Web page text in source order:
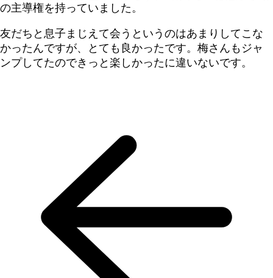
の主導権を持っていました。
友だちと息子まじえて会うというのはあまりしてこな
かったんですが、とても良かったです。梅さんもジャ
ンプしてたのできっと楽しかったに違いないです。